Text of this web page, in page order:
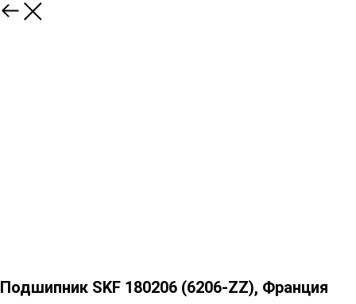
Подшипник SKF 180206 (6206-ZZ), Франция